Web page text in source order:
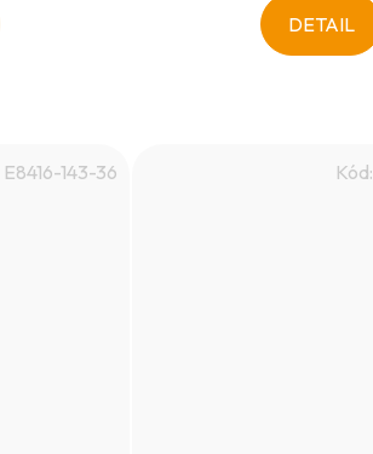
DETAIL
E8416-143-36 Kód: